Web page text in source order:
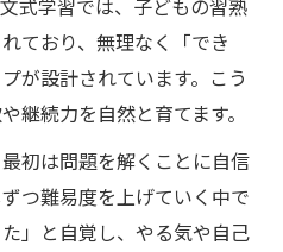
式学習では、子どもの習熟
ており、無理なく「でき
が設計されています。こう
継続力を自然と育てます。
初は問題を解くことに自信
つ難易度を上げていく中で
」と自覚し、やる気や自己